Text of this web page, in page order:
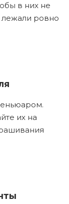
в них не
лежали ровно
их на